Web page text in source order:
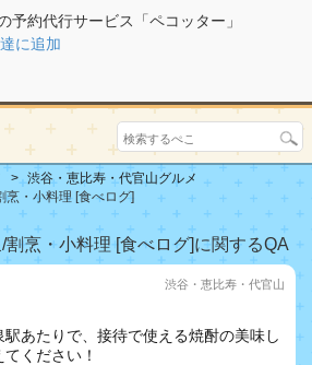
予約代行サービス「ペコッター」
に追加
渋谷・恵比寿・代官山グルメ
烹・小料理 [食べログ]
割烹・小料理 [食べログ]に関するQA
渋谷・恵比寿・代官山
駅あたりで、接待で使える焼酎の美味し
ください！